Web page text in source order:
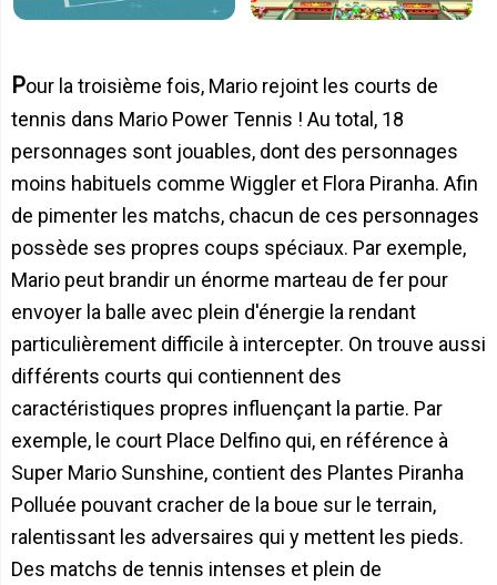
Pour la troisième fois, Mario rejoint les courts de
tennis dans Mario Power Tennis ! Au total, 18
personnages sont jouables, dont des personnages
moins habituels comme Wiggler et Flora Piranha. Afin
de pimenter les matchs, chacun de ces personnages
possède ses propres coups spéciaux. Par exemple,
Mario peut brandir un énorme marteau de fer pour
envoyer la balle avec plein d'énergie la rendant
particulièrement difficile à intercepter. On trouve aussi
différents courts qui contiennent des
caractéristiques propres influençant la partie. Par
exemple, le court Place Delfino qui, en référence à
Super Mario Sunshine, contient des Plantes Piranha
Polluée pouvant cracher de la boue sur le terrain,
ralentissant les adversaires qui y mettent les pieds.
Des matchs de tennis intenses et plein de